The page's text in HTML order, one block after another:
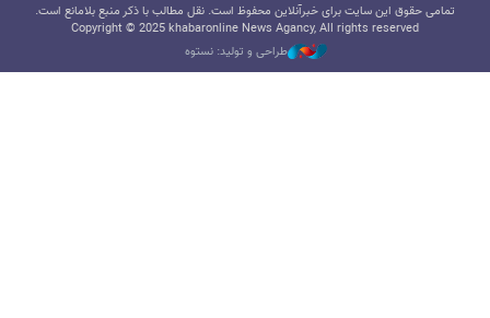
تمامی حقوق این سایت برای خبرآنلاین محفوظ است. نقل مطالب با ذکر منبع بلامانع است.
Copyright © 2025 khabaronline News Agancy, All rights reserved
طراحی و تولید: نستوه